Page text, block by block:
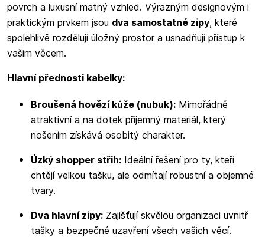
povrch a luxusní matný vzhled. Výrazným designovým i
praktickým prvkem jsou dva samostatné zipy, které
spolehlivě rozdělují úložný prostor a usnadňují přístup k
vašim věcem.
Hlavní přednosti kabelky:
Broušená hovězí kůže (nubuk): Mimořádně
atraktivní a na dotek příjemný materiál, který
nošením získává osobitý charakter.
Úzký shopper střih: Ideální řešení pro ty, kteří
chtějí velkou tašku, ale odmítají robustní a objemné
tvary.
Dva hlavní zipy: Zajišťují skvělou organizaci uvnitř
tašky a bezpečné uzavření všech vašich věcí.